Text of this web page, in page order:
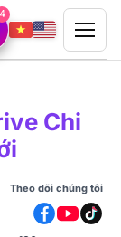
4
Chi
Theo dõi chúng tôi